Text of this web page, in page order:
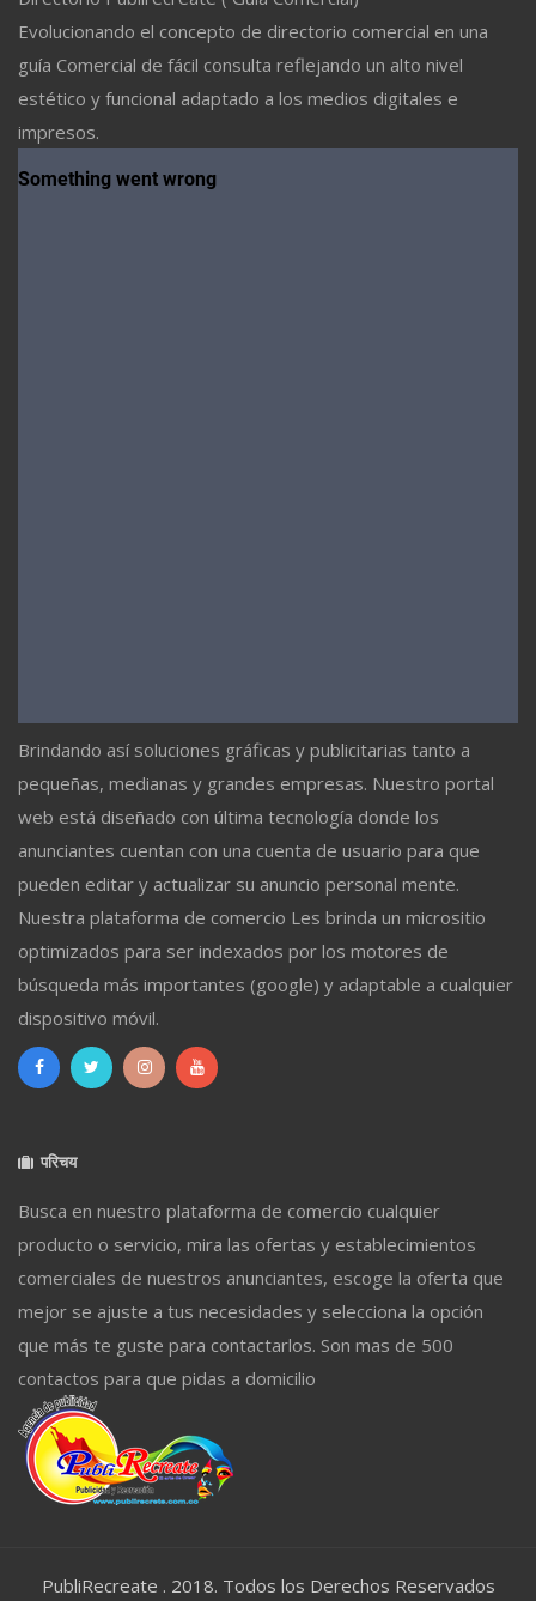
Evolucionando el concepto de directorio comercial en una
guía Comercial de fácil consulta reflejando un alto nivel
estético y funcional adaptado a los medios digitales e
impresos.
Brindando así soluciones gráficas y publicitarias tanto a
pequeñas, medianas y grandes empresas. Nuestro portal
web está diseñado con última tecnología donde los
anunciantes cuentan con una cuenta de usuario para que
pueden editar y actualizar su anuncio personal mente.
Nuestra plataforma de comercio Les brinda un micrositio
optimizados para ser indexados por los motores de
búsqueda más importantes (google) y adaptable a cualquier
dispositivo móvil.
परिचय
Busca en nuestro plataforma de comercio cualquier
producto o servicio, mira las ofertas y establecimientos
comerciales de nuestros anunciantes, escoge la oferta que
mejor se ajuste a tus necesidades y selecciona la opción
que más te guste para contactarlos. Son mas de 500
contactos para que pidas a domicilio
PubliRecreate . 2018. Todos los Derechos Reservados